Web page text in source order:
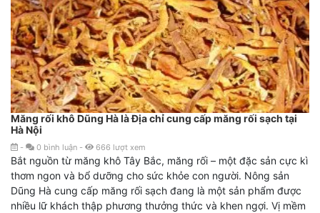
Măng rối khô Dũng Hà là Địa chỉ cung cấp măng rối sạch tại
Hà Nội
- 0 bình luận - 666 lượt xem
Bắt nguồn từ măng khô Tây Bắc, măng rối – một đặc sản cực kì
thơm ngon và bổ dưỡng cho sức khỏe con người. Nông sản
Dũng Hà cung cấp măng rối sạch đang là một sản phẩm được
nhiều lữ khách thập phương thưởng thức và khen ngợi. Vị mềm